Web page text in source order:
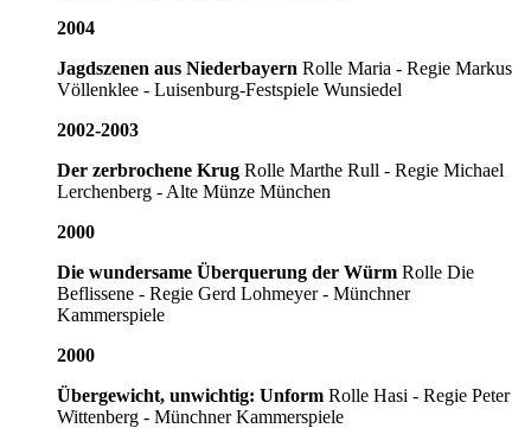
2004
Jagdszenen aus Niederbayern Rolle Maria - Regie Markus
Völlenklee - Luisenburg-Festspiele Wunsiedel
2002-2003
Der zerbrochene Krug Rolle Marthe Rull - Regie Michael
Lerchenberg - Alte Münze München
2000
Die wundersame Überquerung der Würm Rolle Die
Beflissene - Regie Gerd Lohmeyer - Münchner
Kammerspiele
2000
Übergewicht, unwichtig: Unform Rolle Hasi - Regie Peter
Wittenberg - Münchner Kammerspiele